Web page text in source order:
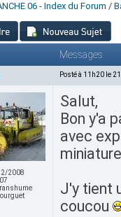
06 - Index du Forum /
Messages
Posté à 11h20 le
2008
Salut,
Bon y'a
avec
J'y tient
coucou